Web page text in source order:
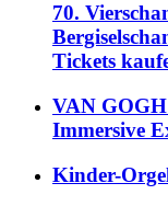
70.
Tickets
VAN
Immersive
Kinder-